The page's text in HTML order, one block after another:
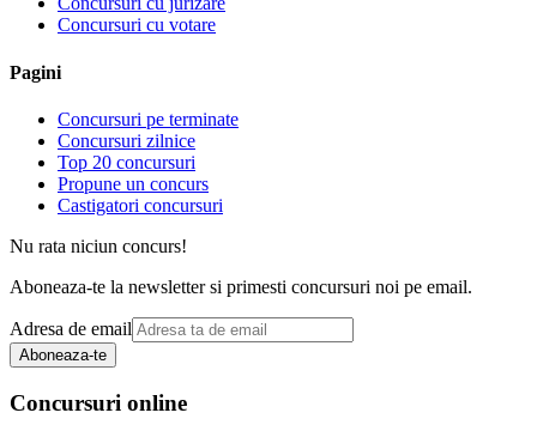
Concursuri cu votare
Pagini
Concursuri pe terminate
Concursuri zilnice
Top 20 concursuri
Propune un concurs
Castigatori concursuri
Nu rata niciun concurs!
Aboneaza-te la newsletter si primesti concursuri noi pe email.
Adresa de email
Aboneaza-te
Concursuri online